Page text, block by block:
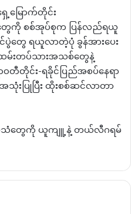
ြောက်တိုင်း
တွေကို စစ်အုပ်စုက ပြန်လည်ရယူ
င်ပွဲတွေ ရယူလာတဲ့ပုံ ခွန်အားပေး
မ်းတပ်သားအသစ်တွေနဲ့
တီတိုင်း-ရခိုင်ပြည်အစပ်နေရာ
းပြုပြီး ထိုးစစ်ဆင်လာတာ
ရုပ်သံတွေကို ယူကျူ့နဲ့ တယ်လီဂရမ်